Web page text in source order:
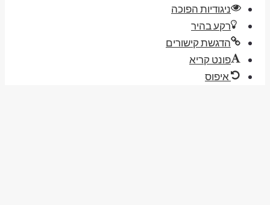
ניגודיות הפוכה
רקע בהיר
הדגשת קישורים
פונט קריא
איפוס